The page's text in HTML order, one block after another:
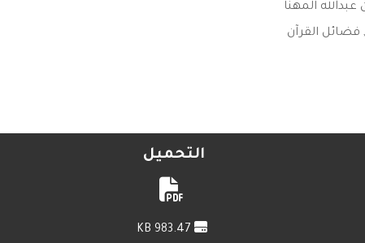
المهنا
, فضائل القرآن
التحميل